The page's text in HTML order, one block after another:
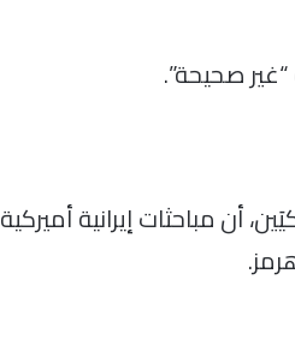
صحيحة”.
أن مباحثات إيرانية أميركية